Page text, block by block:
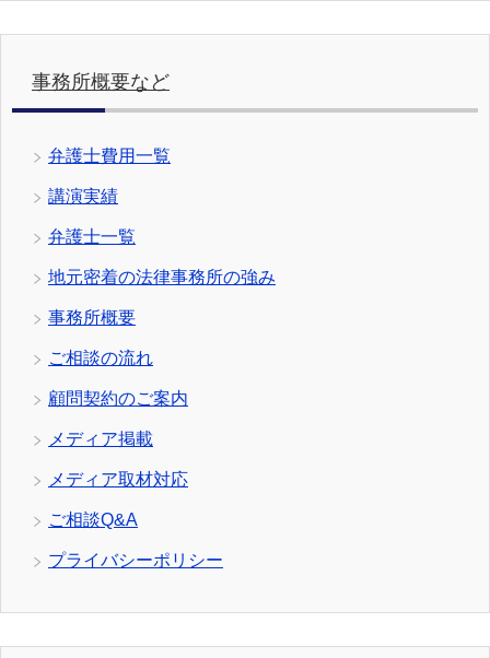
事務所概要など
弁護士費用一覧
講演実績
弁護士一覧
地元密着の法律事務所の強み
事務所概要
ご相談の流れ
顧問契約のご案内
メディア掲載
メディア取材対応
ご相談Q&A
プライバシーポリシー